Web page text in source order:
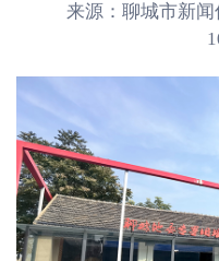
来源：聊城市新